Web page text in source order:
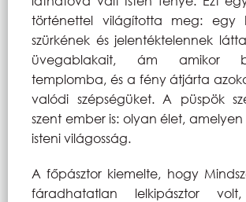
történettel világította meg: egy
szürkének és jelentéktelennek
üvegablakait, ám amikor
templomba, és a fény átjárta
valódi szépségüket. A püspök
szent ember is: olyan élet,
isteni világosság.
A főpásztor kiemelte, hogy
fáradhatatlan lelkipásztor